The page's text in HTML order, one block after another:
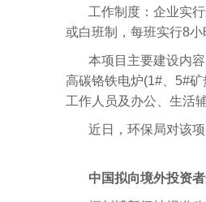
工作制度：企业实
或白班制，每班实行8
本项目主要建设内
高碳铬铁电炉(1#、5#
工作人员及办公、生活
近日，环保局对该
中国拟向境外投资